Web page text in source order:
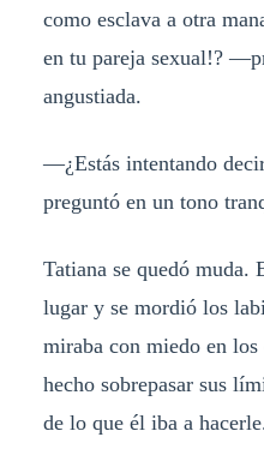
como esclava a otra
en tu pareja sexual!?
angustiada.
—¿Estás intentando
preguntó en un tono
Tatiana se quedó muda.
lugar y se mordió los
miraba con miedo en
hecho sobrepasar sus
de lo que él iba a